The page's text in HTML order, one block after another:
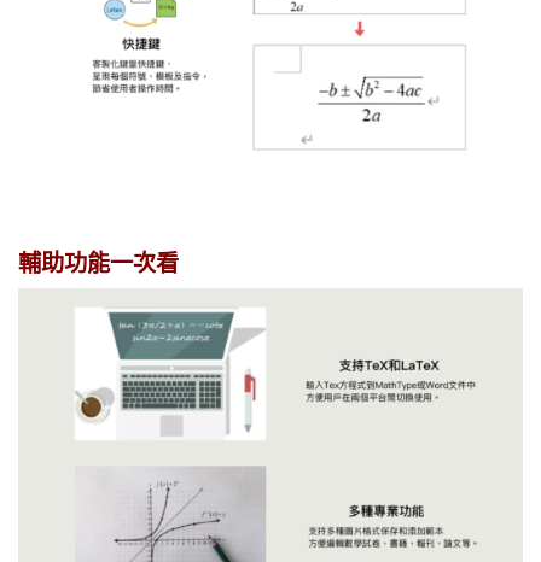
輔助功能一次看